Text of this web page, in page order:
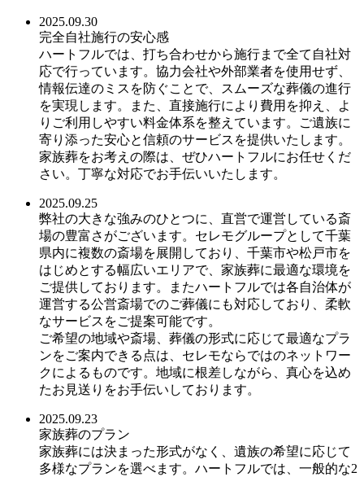
2025.09.30
完全自社施行の安心感
ハートフルでは、打ち合わせから施行まで全て自社対
応で行っています。協力会社や外部業者を使用せず、
情報伝達のミスを防ぐことで、スムーズな葬儀の進行
を実現します。また、直接施行により費用を抑え、よ
りご利用しやすい料金体系を整えています。ご遺族に
寄り添った安心と信頼のサービスを提供いたします。
家族葬をお考えの際は、ぜひハートフルにお任せくだ
さい。丁寧な対応でお手伝いいたします。
2025.09.25
弊社の大きな強みのひとつに、直営で運営している斎
場の豊富さがございます。セレモグループとして千葉
県内に複数の斎場を展開しており、千葉市や松戸市を
はじめとする幅広いエリアで、家族葬に最適な環境を
ご提供しております。またハートフルでは各自治体が
運営する公営斎場でのご葬儀にも対応しており、柔軟
なサービスをご提案可能です。
ご希望の地域や斎場、葬儀の形式に応じて最適なプラ
ンをご案内できる点は、セレモならではのネットワー
クによるものです。地域に根差しながら、真心を込め
たお見送りをお手伝いしております。
2025.09.23
家族葬のプラン
家族葬には決まった形式がなく、遺族の希望に応じて
多様なプランを選べます。ハートフルでは、一般的な2